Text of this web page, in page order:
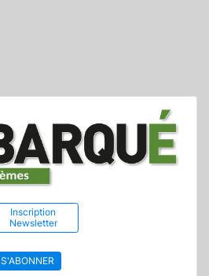
Inscription
Newsletter
S'ABONNER